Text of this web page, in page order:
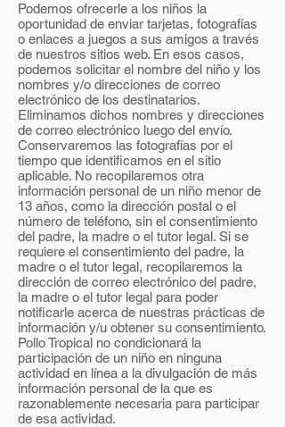
Podemos ofrecerle a los niños la
oportunidad de enviar tarjetas, fotografías
o enlaces a juegos a sus amigos a través
de nuestros sitios web. En esos casos,
podemos solicitar el nombre del niño y los
nombres y/o direcciones de correo
electrónico de los destinatarios.
Eliminamos dichos nombres y direcciones
de correo electrónico luego del envío.
Conservaremos las fotografías por el
tiempo que identificamos en el sitio
aplicable. No recopilaremos otra
información personal de un niño menor de
13 años, como la dirección postal o el
número de teléfono, sin el consentimiento
del padre, la madre o el tutor legal. Si se
requiere el consentimiento del padre, la
madre o el tutor legal, recopilaremos la
dirección de correo electrónico del padre,
la madre o el tutor legal para poder
notificarle acerca de nuestras prácticas de
información y/u obtener su consentimiento.
Pollo Tropical no condicionará la
participación de un niño en ninguna
actividad en línea a la divulgación de más
información personal de la que es
razonablemente necesaria para participar
de esa actividad.